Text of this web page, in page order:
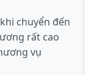
chuyển đến
rất cao
vụ